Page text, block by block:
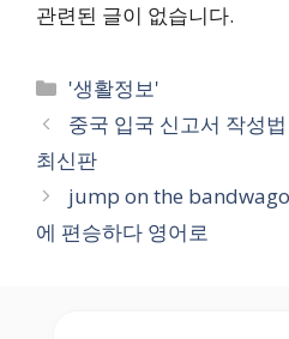
관련된 글이 없습니다.
Categories
'생활정보'
중국 입국 신고서 작성
최신판
jump on the
에 편승하다 영어로